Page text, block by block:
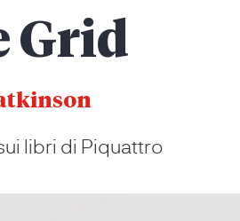
Grid
libri di Piquattro